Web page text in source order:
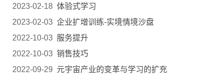
2023-02-18 体验式学习
2023-02-03 企业扩增训练-实境情境沙盘
2022-10-03 服务提升
2022-10-03 销售技巧
2022-09-29 元宇宙产业的变革与学习的扩充